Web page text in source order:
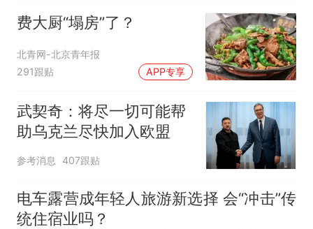
费大厨“塌房”了？
北青网-北京青年报
291跟贴
APP专享
武契奇：将尽一切可能帮
助乌克兰尽快加入欧盟
参考消息 407跟贴
电车露营成年轻人旅游新选择 会“冲击”传
统住宿业吗？